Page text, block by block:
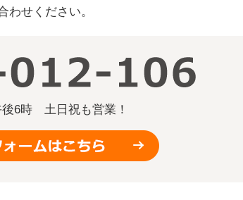
わせください。
6時 土日祝も営業！